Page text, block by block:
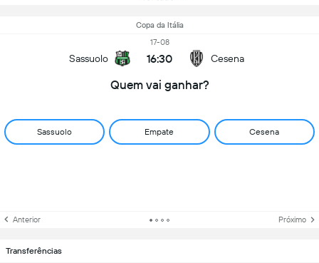
Copa da Itália
Sassuolo
17-08
16:30 Cesena
Quem vai ganhar?
Sassuolo Empate Cesena
Anterior Próximo
Transferências